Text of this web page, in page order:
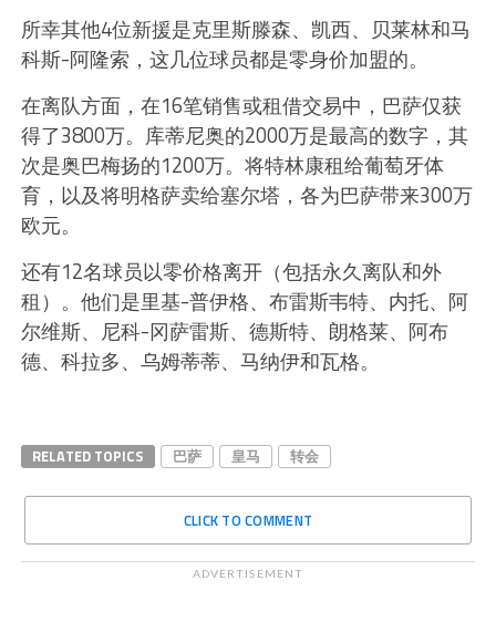
所幸其他4位新援是克里斯滕森、凯西、贝莱林和马
科斯-阿隆索，这几位球员都是零身价加盟的。
在离队方面，在16笔销售或租借交易中，巴萨仅获
得了3800万。库蒂尼奥的2000万是最高的数字，其
次是奥巴梅扬的1200万。将特林康租给葡萄牙体
育，以及将明格萨卖给塞尔塔，各为巴萨带来300万
欧元。
还有12名球员以零价格离开（包括永久离队和外
租）。他们是里基-普伊格、布雷斯韦特、内托、阿
尔维斯、尼科-冈萨雷斯、德斯特、朗格莱、阿布
德、科拉多、乌姆蒂蒂、马纳伊和瓦格。
RELATED TOPICS 巴萨 皇马 转会
CLICK TO COMMENT
ADVERTISEMENT